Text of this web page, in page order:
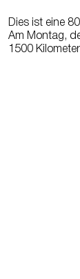
Dies ist eine
Am Montag,
1500